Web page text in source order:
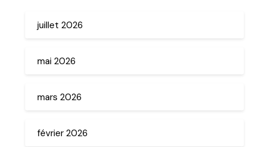
juillet 2026
mai 2026
mars 2026
février 2026